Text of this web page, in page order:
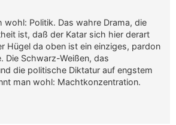
wohl: Politik. Das wahre Drama, die
ist, daß der Katar sich hier derart
Hügel da oben ist ein einziges, pardon
Die Schwarz-Weißen, das
die politische Diktatur auf engstem
man wohl: Machtkonzentration.